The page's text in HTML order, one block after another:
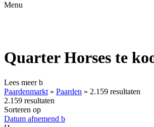
Menu
Quarter Horses te
Lees meerb
Paardenmarkt » Paarden » 2.159 resultaten
2.159 resultaten
Sorteren op
Datum afnemend b